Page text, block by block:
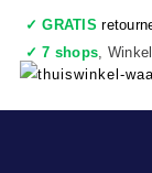
✓ GRATIS
✓ 7 shops,
✓Voor 17:00 uur
✓Achteraf betalen